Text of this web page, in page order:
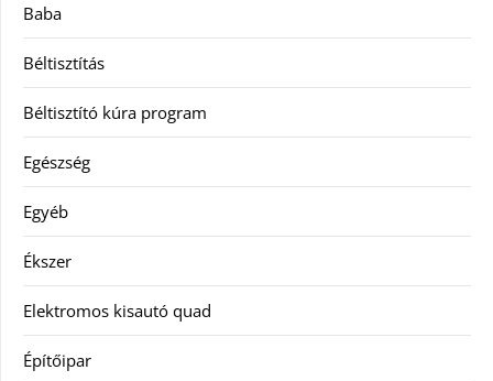
Baba
Béltisztítás
Béltisztító kúra program
Egészség
Egyéb
Ékszer
Elektromos kisautó quad
Építőipar